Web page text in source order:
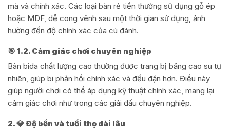
mà và chính xác. Các loại bàn rẻ tiền thường sử dụng gỗ ép
hoặc MDF, dễ cong vênh sau một thời gian sử dụng, ảnh
hưởng đến độ chính xác của cú đánh.
🎯 1.2. Cảm giác chơi chuyên nghiệp
Bàn bida chất lượng cao thường được trang bị băng cao su tự
nhiên, giúp bi phản hồi chính xác và đều đặn hơn. Điều này
giúp người chơi có thể áp dụng kỹ thuật chính xác, mang lại
cảm giác chơi như trong các giải đấu chuyên nghiệp.
2. 💎 Độ bền và tuổi thọ dài lâu